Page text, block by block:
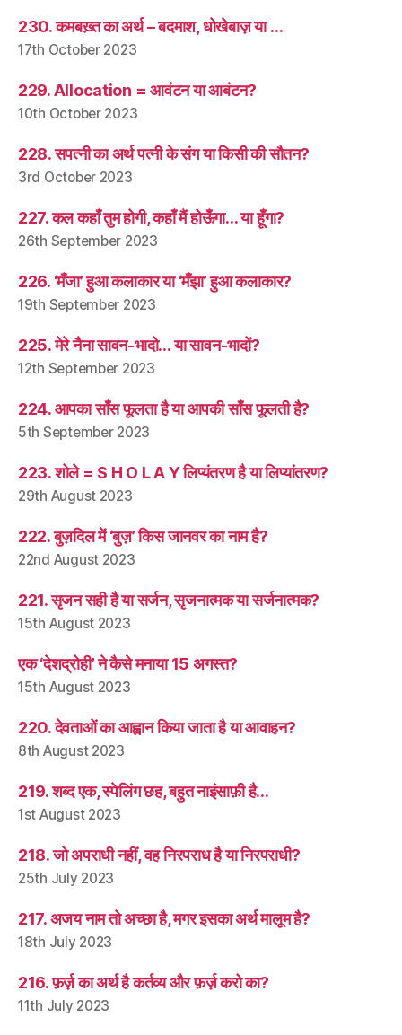
230. कमबख़्त का अर्थ – बदमाश, धोखेबाज़ या …
17th October 2023
229. Allocation = आवंटन या आबंटन?
10th October 2023
228. सपत्नी का अर्थ पत्नी के संग या किसी की सौतन?
3rd October 2023
227. कल कहाँ तुम होगी, कहाँ मैं होऊँगा… या हूँगा?
26th September 2023
226. ‘मँजा’ हुआ कलाकार या ‘मँझा’ हुआ कलाकार?
19th September 2023
225. मेरे नैना सावन-भादो… या सावन-भादों?
12th September 2023
224. आपका साँस फूलता है या आपकी साँस फूलती है?
5th September 2023
223. शोले = S H O L A Y लिप्यंतरण है या लिप्यांतरण?
29th August 2023
222. बुज़दिल में ‘बुज़’ किस जानवर का नाम है?
22nd August 2023
221. सृजन सही है या सर्जन, सृजनात्मक या सर्जनात्मक?
15th August 2023
एक ‘देशद्रोही’ ने कैसे मनाया 15 अगस्त?
15th August 2023
220. देवताओं का आह्वान किया जाता है या आवाहन?
8th August 2023
219. शब्द एक, स्पेलिंग छह, बहुत नाइंसाफ़ी है…
1st August 2023
218. जो अपराधी नहीं, वह निरपराध है या निरपराधी?
25th July 2023
217. अजय नाम तो अच्छा है, मगर इसका अर्थ मालूम है?
18th July 2023
216. फ़र्ज़ का अर्थ है कर्तव्य और फ़र्ज़ करो का?
11th July 2023